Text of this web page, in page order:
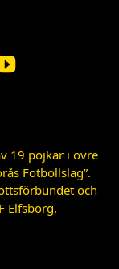
19 pojkar i övre
Fotbollslag”.
och
Elfsborg.